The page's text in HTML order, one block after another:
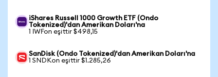
iShares Russell 1000 Growth ETF (Ondo
Tokenized)'dan Amerikan Doları'na
1 IWFon eşittir $498,15
SanDisk (Ondo Tokenized)'dan Amerikan Doları'na
1 SNDKon eşittir $1.285,26